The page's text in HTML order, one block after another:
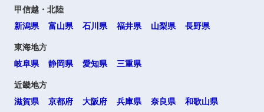
甲信越・北陸
新潟県
富山県 石川県 福井県 山梨県 長野県
東海地方
岐阜県
静岡県 愛知県 三重県
近畿地方
滋賀県
京都府 大阪府 兵庫県 奈良県 和歌山県